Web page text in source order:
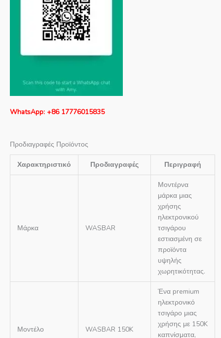
WhatsApp: +86 17776015835
Προδιαγραφές Προϊόντος
Χαρακτηριστικό Προδιαγραφές Περιγραφή
Μάρκα WASBAR
Μοντέρνα
μάρκα μιας
χρήσης
ηλεκτρονικού
τσιγάρου
εστιασμένη σε
προϊόντα
υψηλής
χωρητικότητας.
Μοντέλο WASBAR 150K
Ένα premium
ηλεκτρονικό
τσιγάρο μιας
χρήσης με 150K
καπνίσματα,